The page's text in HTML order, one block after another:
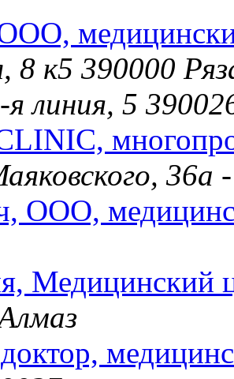
8 к5 390000
я линия, 5
36а
ООО,
Медицинский